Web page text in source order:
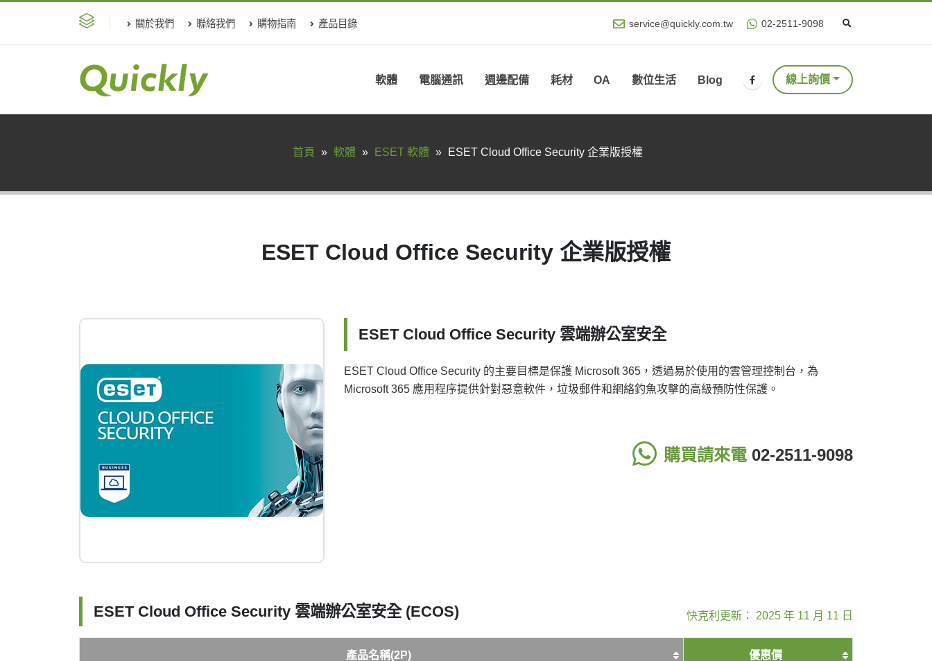
關於我們 聯絡我們 購物指南 產品目錄 service@quickly.com.tw 02-2511-9098
軟體 電腦通訊 週邊配備 耗材 OA 數位生活 Blog 線上詢價
首頁 » 軟體 » ESET 軟體 » ESET Cloud Office Security 企業版授權
ESET Cloud Office Security 企業版授權
ESET Cloud Office Security 雲端辦公室安全
ESET Cloud Office Security 的主要目標是保護 Microsoft 365，透過易於使用的雲管理控制台，為
Microsoft 365 應用程序提供針對惡意軟件，垃圾郵件和網絡釣魚攻擊的高級預防性保護。
購買請來電 02-2511-9098
ESET Cloud Office Security 雲端辦公室安全 (ECOS) 快克利更新： 2025 年 11 月 11 日
產品名稱(2P) 優惠價